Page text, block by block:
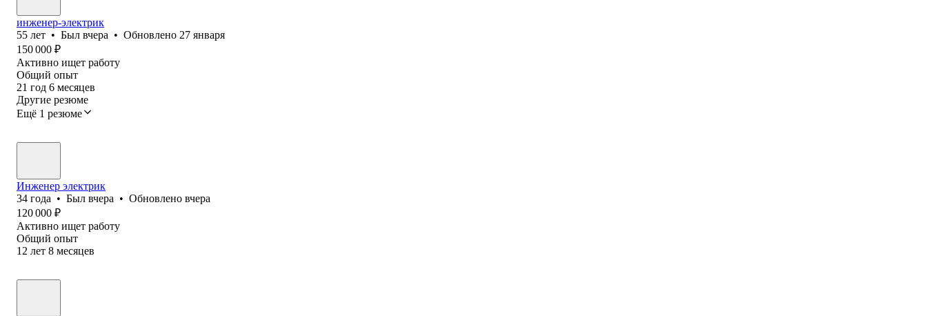
инженер-электрик
55 лет • Был вчера • Обновлено 27 января
150 000 ₽
Активно ищет работу
Общий опыт
21 год 6 месяцев
Другие резюме
Ещё 1 резюме
Инженер электрик
34 года • Был вчера • Обновлено вчера
120 000 ₽
Активно ищет работу
Общий опыт
12 лет 8 месяцев